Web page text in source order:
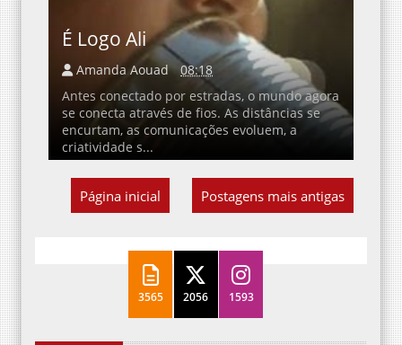
É Logo Ali
Amanda Aouad
08:18
Antes conectado por estradas, o mundo agora
se conecta através de fios. As distâncias se
encurtam, as comunicações evoluem, a
criatividade s...
Postagens mais antigas
Página inicial
3565 2056 1593